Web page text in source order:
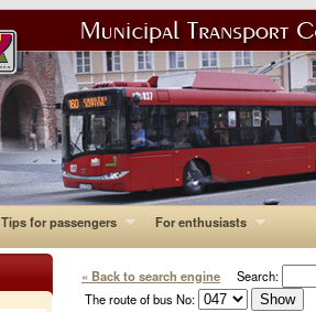
Tips for passengers For enthusiasts
« Back to search engine Search:
The route of bus No: